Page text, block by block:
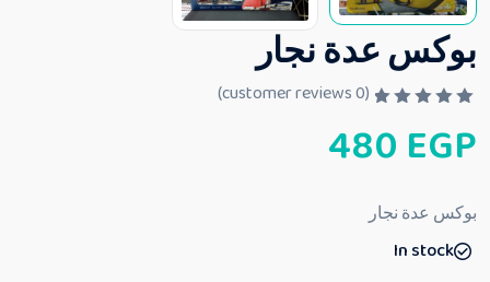
بوكس عدة نجار
م
ا
ي
م
(
0
480 EGP
بوكس عدة نجار
In stock